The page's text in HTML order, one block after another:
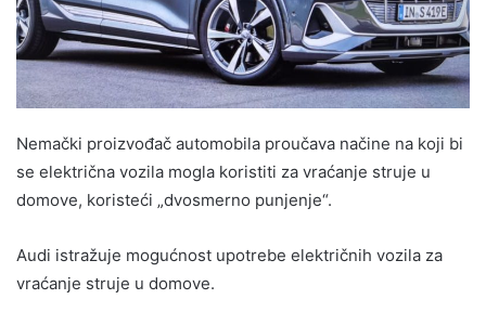
Nemački proizvođač automobila proučava načine na koji bi
se električna vozila mogla koristiti za vraćanje struje u
domove, koristeći „dvosmerno punjenje“.
Audi istražuje mogućnost upotrebe električnih vozila za
vraćanje struje u domove.